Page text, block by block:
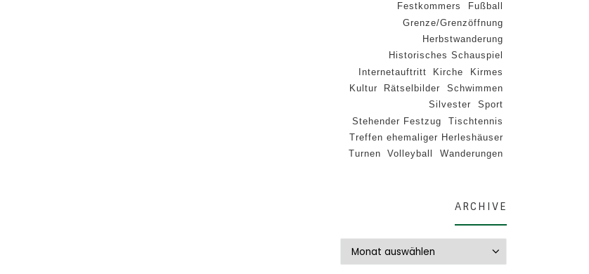
Festkommers
Fußball
Grenze/Grenzöffnung
Herbstwanderung
Historisches Schauspiel
Internetauftritt
Kirche
Kirmes
Kultur
Rätselbilder
Schwimmen
Silvester
Sport
Stehender Festzug
Tischtennis
Treffen ehemaliger Herleshäuser
Turnen
Volleyball Wanderungen
ARCHIVE